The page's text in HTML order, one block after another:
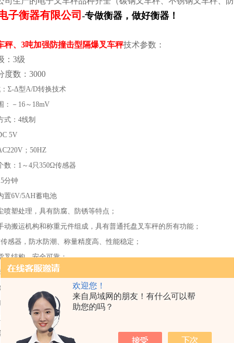
欢迎您！
来自局域网的朋友！有什么可以帮
助您的吗？
子衡器有限公司 -专做衡器，做好衡器！
秤、3吨加强防撞击型隔爆叉车秤技术参数：
：3级
度数：3000
Σ-Δ型A/D转换技术
：－16～18mV
式：4线制
5V
；50HZ
数：1～4只350Ω传感器
分钟
置6V/5AH蓄电池
喷塑处理，具有防腐、防锈等特点；
动搬运机构和称重元件组成，具有普通托盘叉车秤的所有功能；
感器，防水防潮、称量精度高、性能稳定；
叉结构，安全可靠；
微打
功能，单位kg/lb转换功能；
，可以累显、累清，可选择打印明细和累计单据
价，能调用100组单价
，可以自由选择要打印的项目